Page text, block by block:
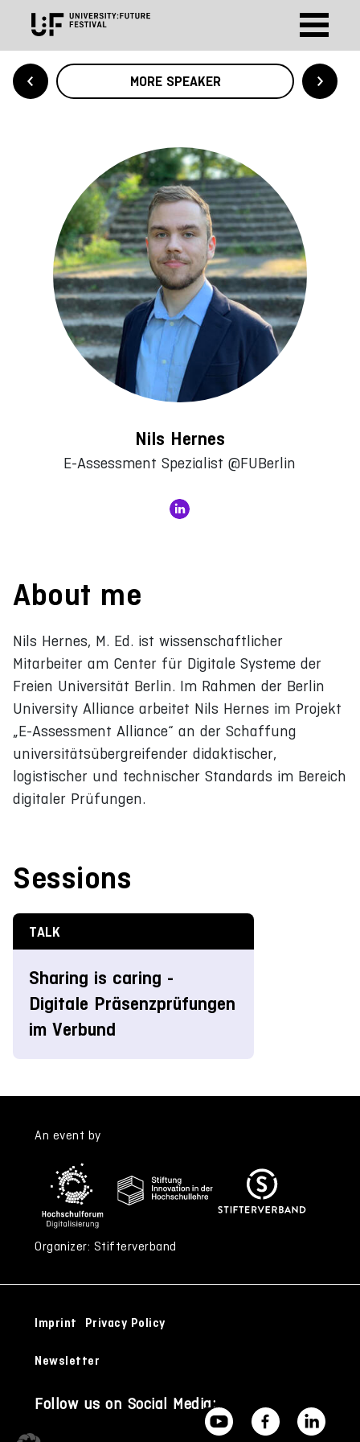
MORE SPEAKER
Nils Hernes
E-Assessment Spezialist @FUBerlin
About me
Nils Hernes, M. Ed. ist wissenschaftlicher
Mitarbeiter am Center für Digitale Systeme der
Freien Universität Berlin. Im Rahmen der Berlin
University Alliance arbeitet Nils Hernes im Projekt
„E-Assessment Alliance“ an der Schaffung
universitätsübergreifender didaktischer,
logistischer und technischer Standards im Bereich
digitaler Prüfungen.
Sessions
TALK
Sharing is caring -
Digitale Präsenzprüfungen
im Verbund
An event by
Organizer: Stifterverband
Imprint Privacy Policy
Newsletter
Follow us on Social Media: